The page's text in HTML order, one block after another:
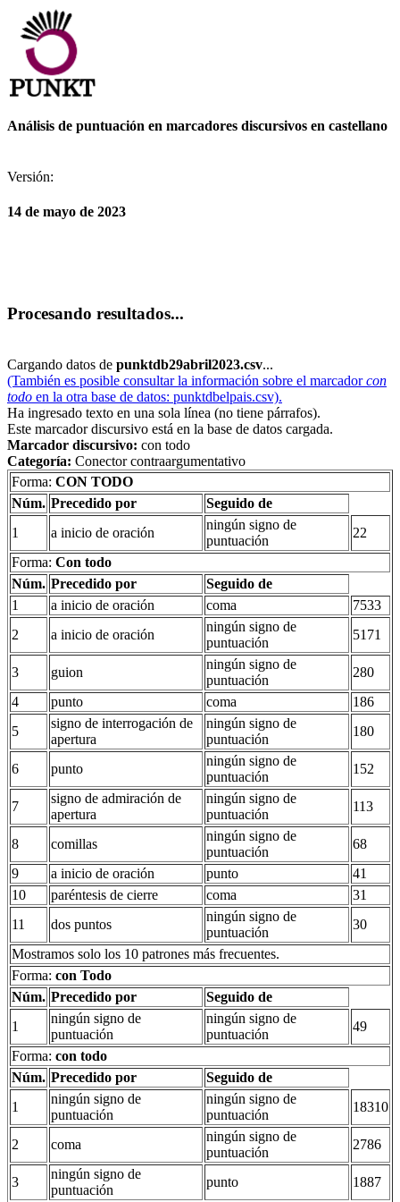
Análisis de puntuación en marcadores discursivos en castellano
Versión:
14 de mayo de 2023
Procesando resultados...
Cargando datos de punktdb29abril2023.csv...
(También es posible consultar la información sobre el marcadorcon
todo en la otra base de datos: punktdbelpais.csv).
Ha ingresado texto en una sola línea (no tiene párrafos).
Este marcador discursivo está en la base de datos cargada.
Marcador discursivo: con todo
Categoría: Conector contraargumentativo
Forma: CON TODO
Núm. Precedido por
Seguido de
1
a inicio de oración
ningún signo de
puntuación
22
Forma: Con todo
Núm. Precedido por
Seguido de
1
a inicio de oración coma
7533
2
a inicio de oración
ningún signo de
puntuación
5171
3 guion
ningún signo de
puntuación
280
4
punto coma
186
5
signo de interrogación de
apertura
ningún signo de
puntuación
180
6 punto
ningún signo de
puntuación
152
7
signo de admiración de
apertura
ningún signo de
puntuación
113
8 comillas
ningún signo de
puntuación
68
9
a inicio de oración punto
41
10
paréntesis de cierre coma
31
11
dos puntos
ningún signo de
puntuación
30
Mostramos solo los 10 patrones más frecuentes.
Forma: con Todo
Núm. Precedido por
Seguido de
1
ningún signo de
puntuación
ningún signo de
puntuación
49
Forma: con todo
Núm. Precedido por
Seguido de
1
ningún signo de
puntuación
ningún signo de
puntuación
18310
2 coma
ningún signo de
puntuación
2786
3
ningún signo de
puntuación
punto 1887